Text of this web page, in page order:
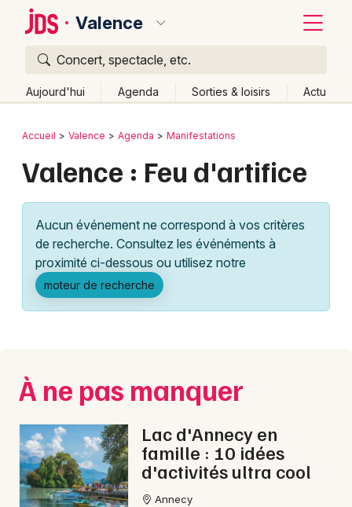
Valence
Concert, spectacle, etc.
Aujourd'hui Agenda Sorties & loisirs Actu
Publier un événement
Grands événements
Activité & Expérience
Manifestations
Spectacles
Concerts
Sports
Soirées
Bordeaux
Lille
Lyon
Marseille
Nantes
Nice
Paris
Strasbourg
Retour
Accueil Valence Agenda Manifestations
Valence : Feu d'artifice
Aucun événement ne correspond à vos critères
de recherche. Consultez les événéments à
proximité ci-dessous ou utilisez notre
moteur de recherche
À ne pas manquer
Lac d'Annecy en
famille : 10 idées
d'activités ultra cool
Annecy
Quoi ?
Où ?
Partout
Près de moi Changer de lieu
Quand ?
Ce week-end